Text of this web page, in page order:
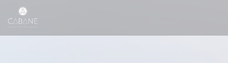
Panel pro správu cookies